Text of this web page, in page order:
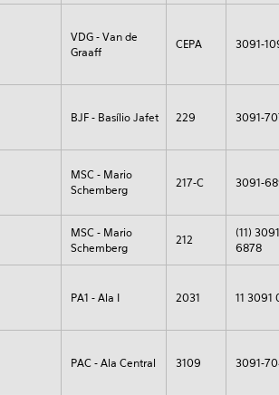
VDG - Van de
Graaff
CEPA 3091-
BJF - Basílio Jafet 229 3091-
MSC - Mario
Schemberg
217-C 3091-
MSC - Mario
Schemberg
212
(11)
6878
PA1 - Ala I 2031 11 3091
PAC - Ala Central 3109 3091-